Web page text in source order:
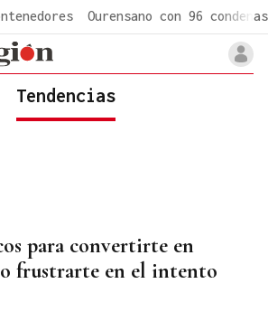
Ourensano con 96 condenas
Tendencias
para convertirte en
frustrarte en el intento